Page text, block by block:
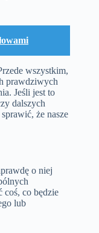
wszystkim,
prawdziwych
Jeśli jest to
dalszych
że nasze
o niej
coś, co będzie
lub